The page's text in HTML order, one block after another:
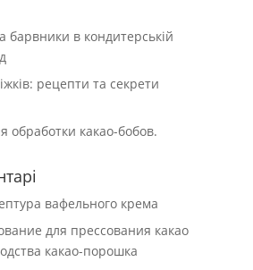
барвники в кондитерській
рецепти та секрети
обработки какао-бобов.
вафельного крема
для прессования какао
какао-порошка